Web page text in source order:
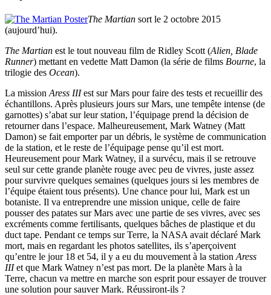
The Martian sort le 2 octobre 2015
(aujourd’hui).
The Martian est le tout nouveau film de Ridley Scott (Alien, Blade
Runner) mettant en vedette Matt Damon (la série de films Bourne, la
trilogie des Ocean).
La mission Aress IIIest sur Mars pour faire des tests et recueillir des
échantillons. Après plusieurs jours sur Mars, une tempête intense (de
garnottes) s’abat sur leur station, l’équipage prend la décision de
retourner dans l’espace. Malheureusement, Mark Watney (Matt
Damon) se fait emporter par un débris, le système de communication
de la station, et le reste de l’équipage pense qu’il est mort.
Heureusement pour Mark Watney, il a survécu, mais il se retrouve
seul sur cette grande planète rouge avec peu de vivres, juste assez
pour survivre quelques semaines (quelques jours si les membres de
l’équipe étaient tous présents). Une chance pour lui, Mark est un
botaniste. Il va entreprendre une mission unique, celle de faire
pousser des patates sur Mars avec une partie de ses vivres, avec ses
excréments comme fertilisants, quelques bâches de plastique et du
duct tape. Pendant ce temps sur Terre, la NASA avait déclaré Mark
mort, mais en regardant les photos satellites, ils s’aperçoivent
qu’entre le jour 18 et 54, il y a eu du mouvement à la station Aress
IIIet que Mark Watney n’est pas mort. De la planète Mars à la
Terre, chacun va mettre en marche son esprit pour essayer de trouver
une solution pour sauver Mark. Réussiront-ils ?